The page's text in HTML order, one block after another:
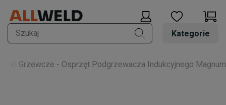
Kategorie
Grzewcze - Osprzęt Podgrzewacza Indukcyjnego Magnum